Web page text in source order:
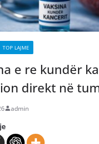
TOP LAJME
e re kundër
direkt në
admin